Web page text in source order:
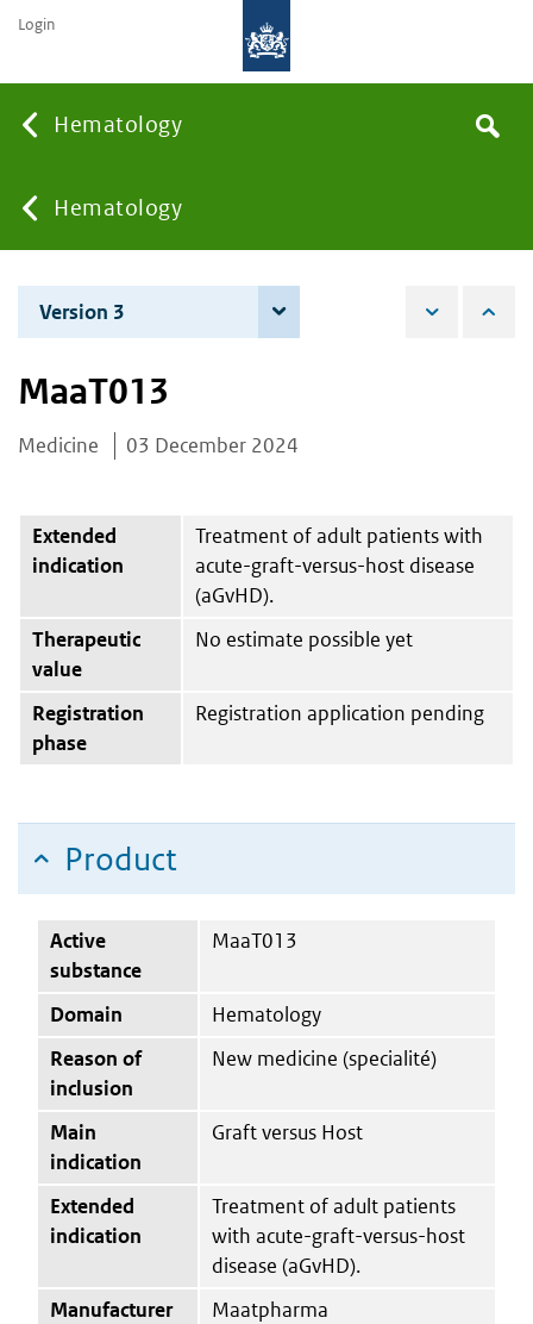
Hematology
You
are
here:
Hematology
the
Search
Login
Version 3
MaaT013
Medicine 03 December 2024
Extended
indication
Treatment of adult patients with
acute-graft-versus-host disease
(aGvHD).
Therapeutic
value
No estimate possible yet
Registration
phase
Registration application pending
Product
Active
substance
MaaT013
Domain
Hematology
Reason of
inclusion
New medicine (specialité)
Main
indication
Graft versus Host
Extended
indication
Treatment of adult patients
with acute-graft-versus-host
disease (aGvHD).
Manufacturer
Maatpharma